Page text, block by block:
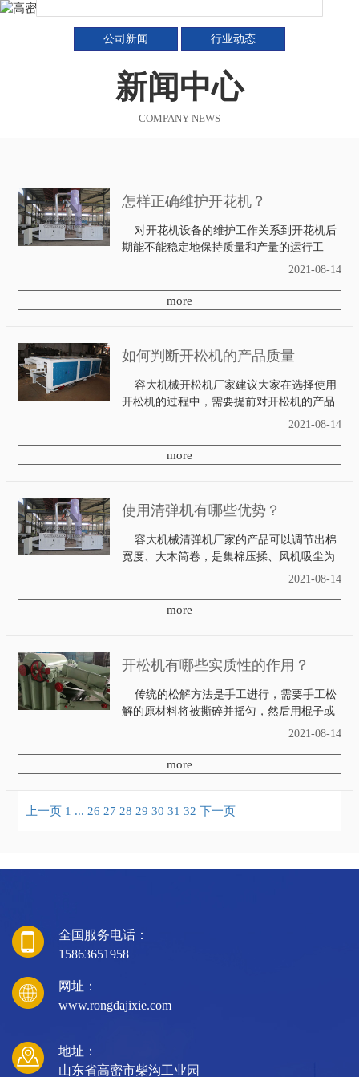
公司新闻 行业动态
新闻中心
—— COMPANY NEWS ——
怎样正确维护开花机？
对开花机设备的维护工作关系到开花机后
期能不能稳定地保持质量和产量的运行工
作。开花机厂家应该对相应的开花机工作人
工作加入正常的生产管理轨道。下面就由容
2021-08-14
more
如何判断开松机的产品质量
容大机械开松机厂家建议大家在选择使用
开松机的过程中，需要提前对开松机的产品
质量进行正确的检查和判断，这有利于更好
机的产品质量会对作业效率产生直接的影
2021-08-14
more
使用清弹机有哪些优势？
容大机械清弹机厂家的产品可以调节出棉
宽度、大木筒卷，是集棉压揉、风机吸尘为
一体的棉胎加工的专用机械。清弹机适用于
弹。你知道使用清弹机都有哪些优势
2021-08-14
more
开松机有哪些实质性的作用？
传统的松解方法是手工进行，需要手工松
解的原材料将被撕碎并摇匀，然后用棍子或
弓弦松解。随着纺织工业的不断发展，对原
的原料也开始增加，所以越来越多的用户都
2021-08-14
more
上一页 1 ... 26 27 28 29 30 31 32 下一页
全国服务电话：
15863651958
网址：
www.rongdajixie.com
地址：
山东省高密市柴沟工业园